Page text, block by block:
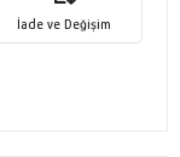
İade ve Değişim